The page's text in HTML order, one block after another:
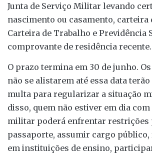
Junta de Serviço Militar levando
nascimento ou casamento, carteira
Carteira de Trabalho e Previdência
comprovante de residência recente.
O prazo termina em 30 de junho.
não se alistarem até essa data
multa para regularizar a situação
disso, quem não estiver em dia
militar poderá enfrentar restrições
passaporte, assumir cargo
em instituições de ensino,